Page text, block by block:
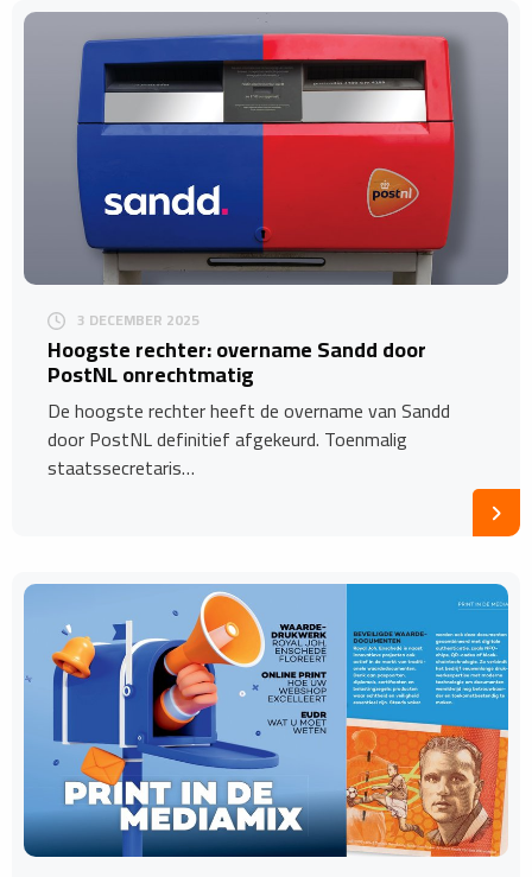
3 DECEMBER 2025
Hoogste rechter: overname Sandd door
PostNL onrechtmatig
De hoogste rechter heeft de overname van Sandd
door PostNL definitief afgekeurd. Toenmalig
staatssecretaris…